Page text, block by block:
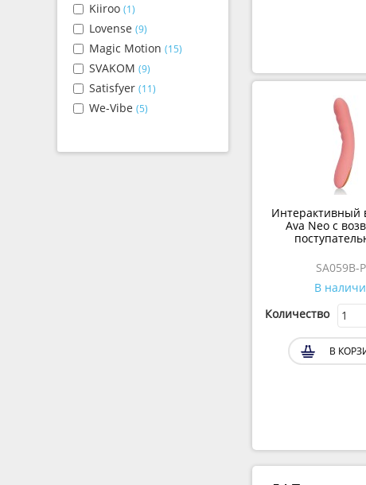
Kiiroo (1)
Lovense (9)
Magic Motion (15)
SVAKOM (9)
Satisfyer (11)
We-Vibe (5)
Интерактивный
Ava Neo с
движениями от
SA059B-
В
Количество
В